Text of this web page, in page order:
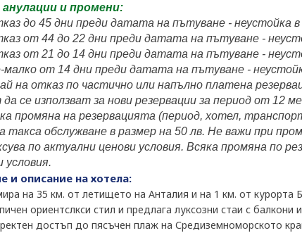
и промени:
до 45 дни преди датата на пътуване -
от 44 до 22 дни преди датата на пътуване -
от 21 до 14 дни преди датата на пътуване -
малко от 14 дни преди датата на пътуване -
на отказ по частично или напълно платена
се използват за нови резервации за период от 12
промяна на резервацията (период, хотел,
такса обслужване в размер на 50 лв. Не важи при
по актуални ценови условия. Всяка промяна по
условия.
и описание на хотела:
на 35 км. от летището на Анталия и на 1 км. от курорта
ориентслкси стил и предлага луксозни стаи с
достъп до пясъчен плаж на Средиземноморското